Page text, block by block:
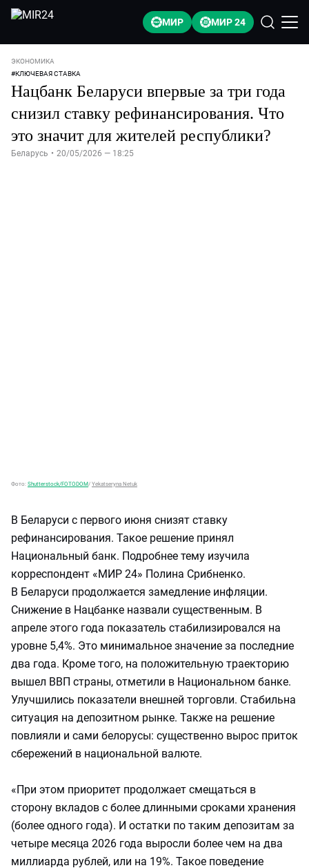
МИР МИР 24
ЭКОНОМИКА
#КЛЮЧЕВАЯ СТАВКА
Нацбанк Беларуси впервые за три года
снизил ставку рефинансирования. Что
это значит для жителей республики?
Беларусь • 20/05/2026 — 18:25
Фото: Shutterstock/FOTODOM/ Yekatseryna Netuk
В Беларуси с первого июня снизят ставку
рефинансирования. Такое решение принял
Национальный банк. Подробнее тему изучила
корреспондент «МИР 24» Полина Срибненко.
В Беларуси продолжается замедление инфляции.
Снижение в Нацбанке назвали существенным. В
апреле этого года показатель стабилизировался на
уровне 5,4%. Это минимальное значение за последние
два года. Кроме того, на положительную траекторию
вышел ВВП страны, отметили в Национальном банке.
Улучшились показатели внешней торговли. Стабильна
ситуация на депозитном рынке. Также на решение
повлияли и сами белорусы: существенно вырос приток
сбережений в национальной валюте.
«При этом приоритет продолжает смещаться в
сторону вкладов с более длинными сроками хранения
(более одного года). И остатки по таким депозитам за
четыре месяца 2026 года выросли более чем на два
миллиарда рублей, или на 19%. Такое поведение